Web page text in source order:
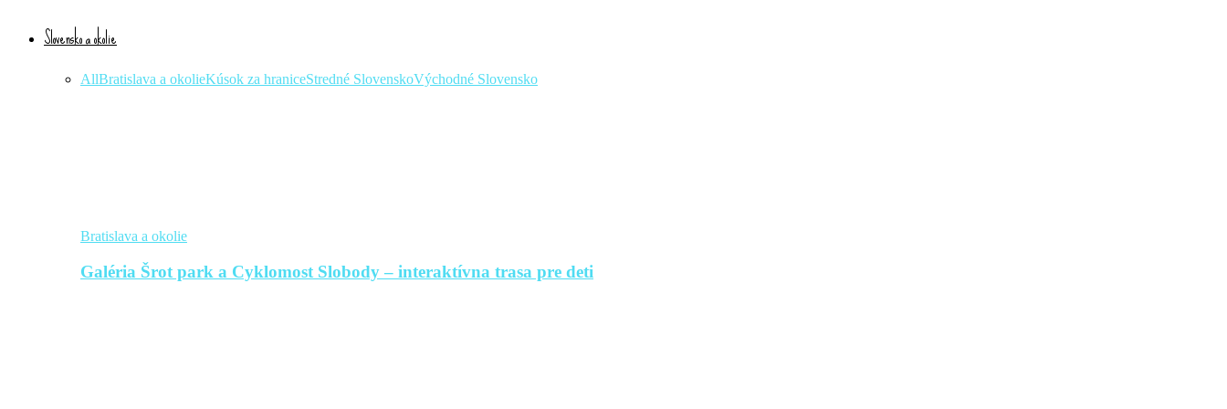
Slovensko a okolie
AllBratislava a okolieKúsok za hraniceStredné SlovenskoVýchodné Slovensko
Bratislava a okolie
Galéria Šrot park a Cyklomost Slobody – interaktívna trasa pre deti